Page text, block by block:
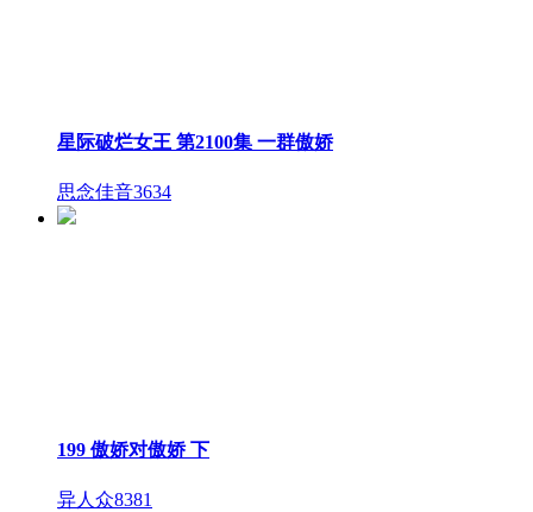
星际破烂女王 第2100集 一群傲娇
思念佳音3634
199 傲娇对傲娇 下
异人众8381